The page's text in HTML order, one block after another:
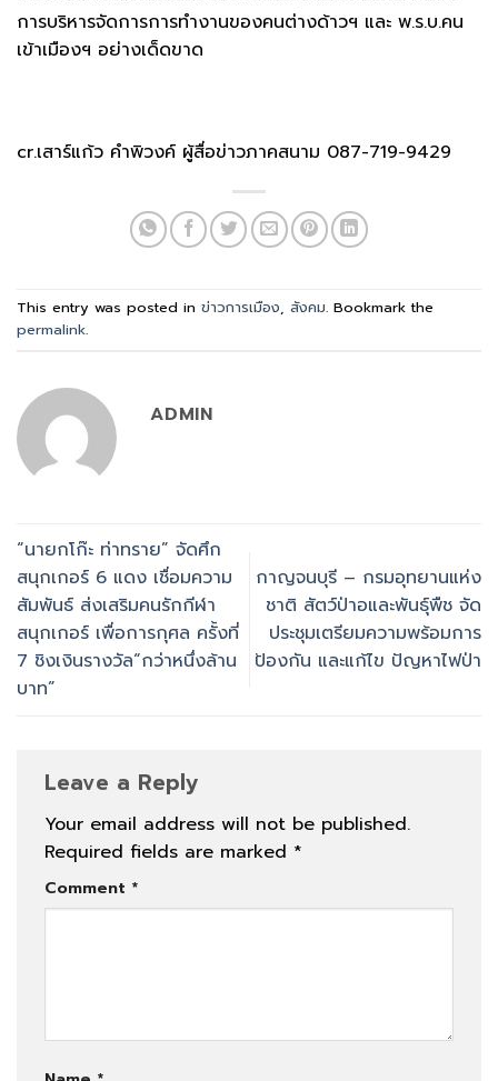
การบริหารจัดการการทำงานของคนต่างด้าวฯ และ พ.ร.บ.คน
เข้าเมืองฯ อย่างเด็ดขาด
cr.เสาร์แก้ว คำพิวงค์ ผู้สื่อข่าวภาคสนาม 087-719-9429
This entry was posted in ข่าวการเมือง, สังคม. Bookmark the
permalink.
ADMIN
“นายกโก๊ะ ท่าทราย” จัดศึก
สนุกเกอร์ 6 แดง เชื่อมความ
สัมพันธ์ ส่งเสริมคนรักกีฬา
สนุกเกอร์ เพื่อการกุศล ครั้งที่
7 ชิงเงินรางวัล“กว่าหนึ่งล้าน
บาท”
กาญจนบุรี – กรมอุทยานแห่ง
ชาติ สัตว์ป่าอและพันธุ์พืช จัด
ประชุมเตรียมความพร้อมการ
ป้องกัน และแก้ไข ปัญหาไฟป่า
Leave a Reply
Your email address will not be published.
Required fields are marked *
Comment *